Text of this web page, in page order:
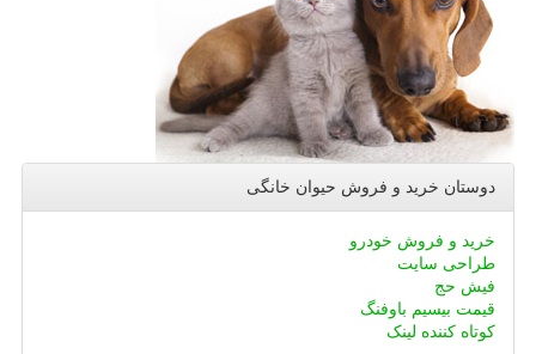
دوستان خرید و فروش حیوان خانگی
خرید و فروش خودرو
طراحی سایت
فیش حج
قیمت بیسیم باوفنگ
کوتاه کننده لینک